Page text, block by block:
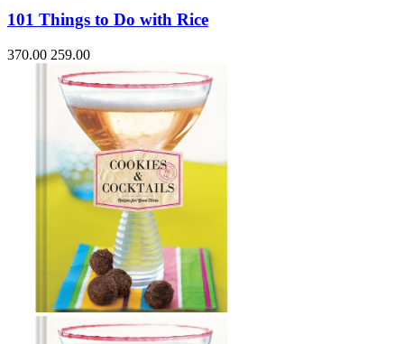
101 Things to Do with Rice
370.00 259.00